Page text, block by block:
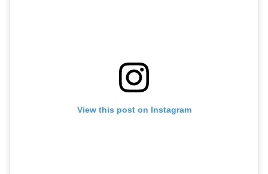
View this post on Instagram